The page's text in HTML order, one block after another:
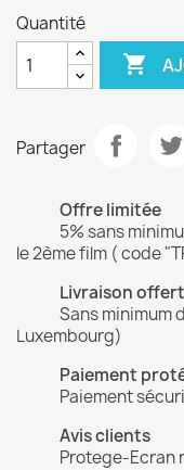
Quantité

Partager
Offre limitée
5% sans
le 2ème film ( code
Livraison
Sans minimum
Luxembourg)
Paiement
Paiement
Avis clients
Protege-Ecran